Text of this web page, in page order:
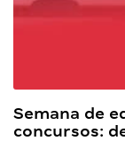
Semana de
concursos: